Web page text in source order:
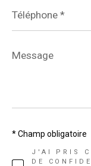
*
Message
*
J'AI PRIS
DE
* Champ obligatoire